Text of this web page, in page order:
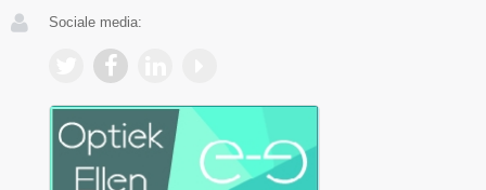
Sociale media: